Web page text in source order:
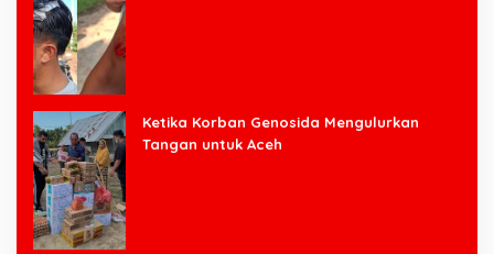
Ketika Korban Genosida Mengulurkan
Tangan untuk Aceh